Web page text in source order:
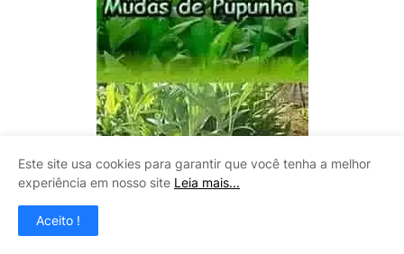
Este site usa cookies para garantir que você tenha a melhor
experiência em nosso site Leia mais...
Aceito !